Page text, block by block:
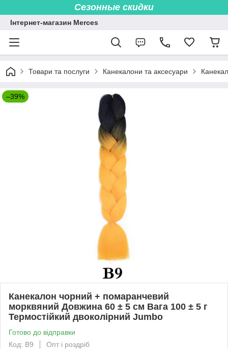
Сезонные скидки
Інтернет-магазин Merces
Товари та послуги Канекалони та аксесуари
–39%
Канекалон чорний + помаранчевий
морквяний Довжина 60 ± 5 см Вага 100 ± 5 г
Термостійкий двоколірний Jumbo
Готово до відправки
Код: В9
Опт і роздріб